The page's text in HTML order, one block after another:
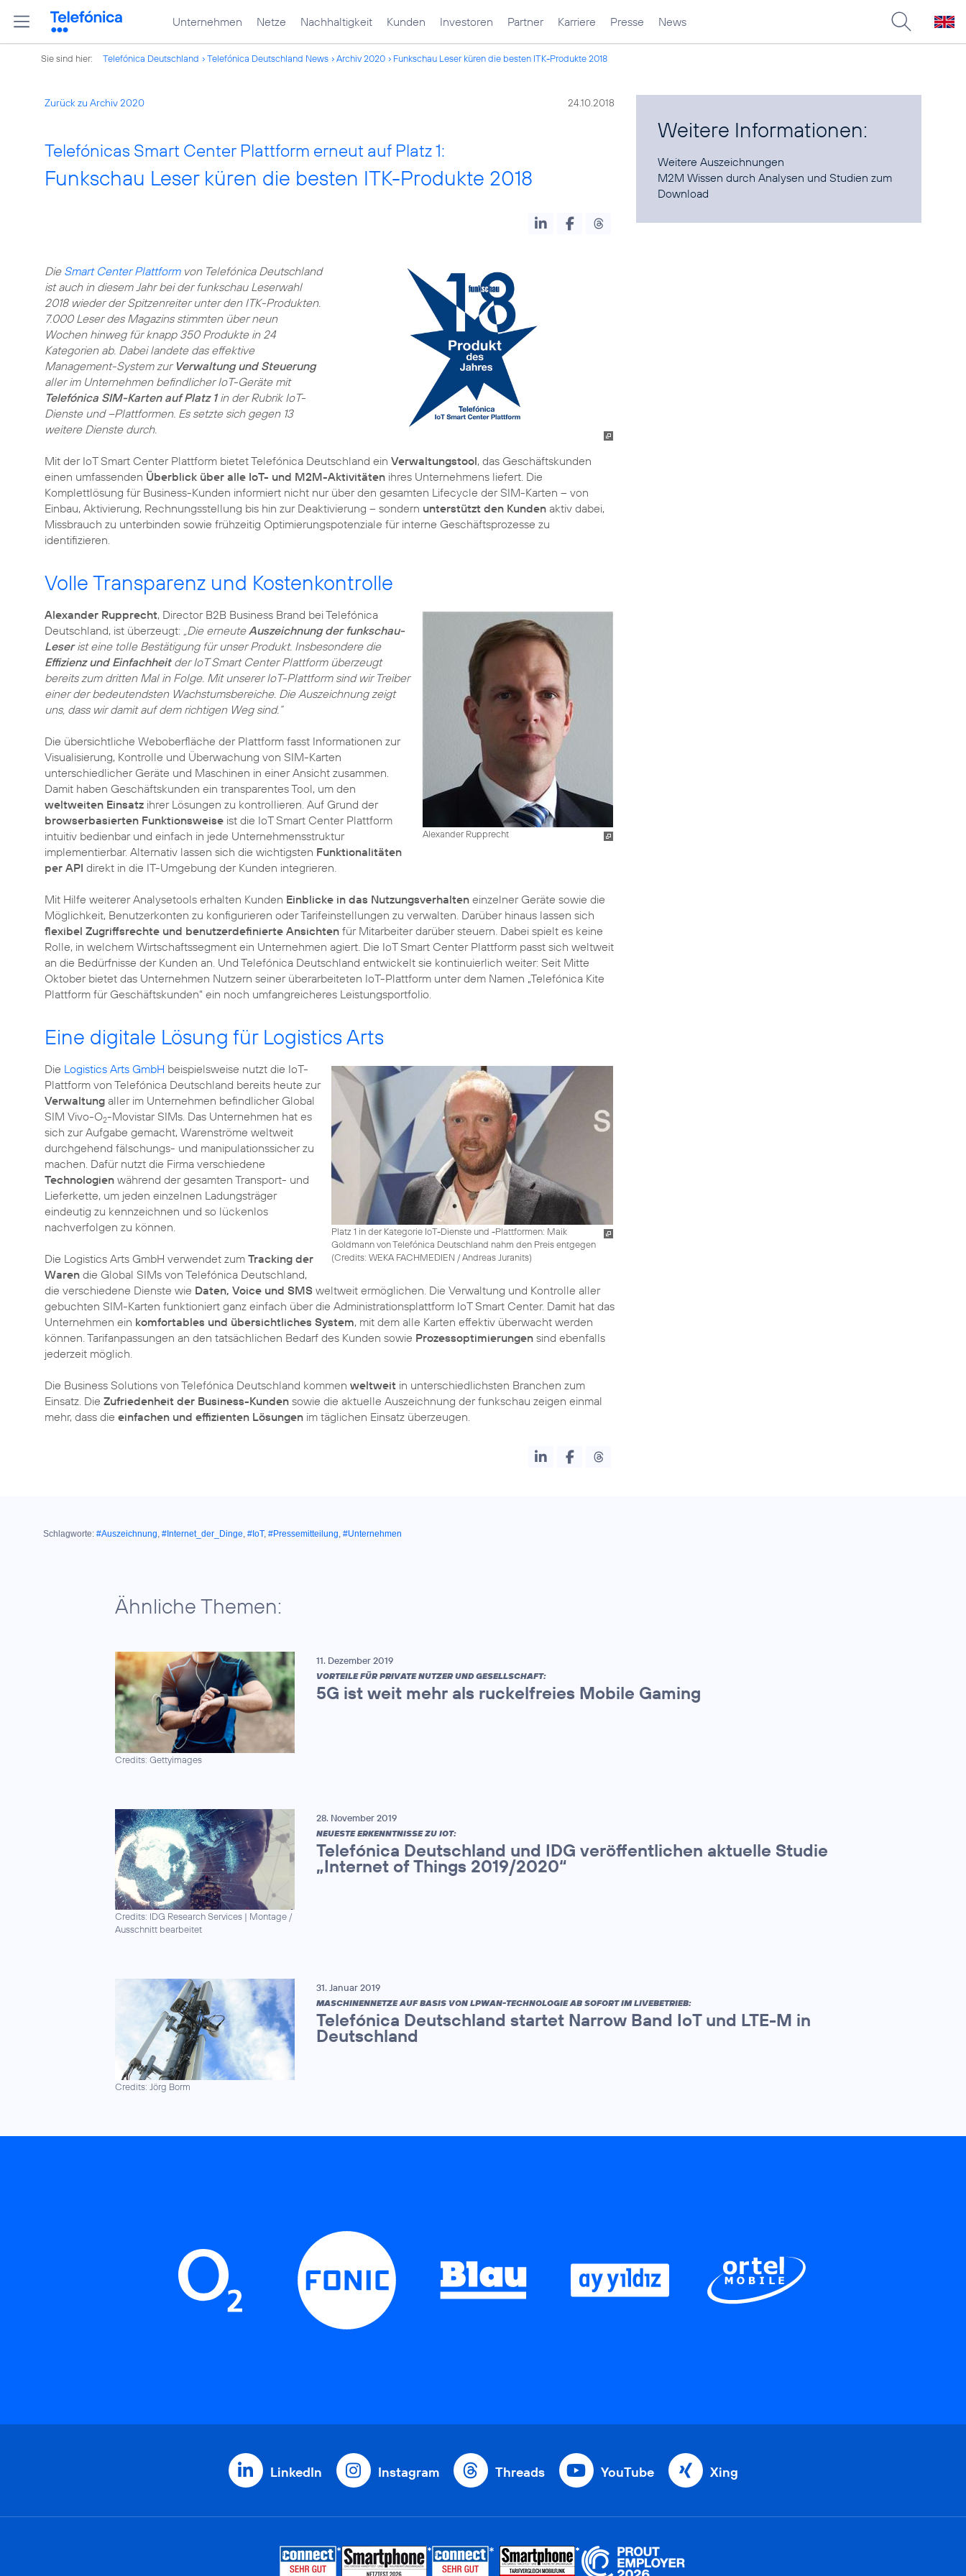
Unternehmen Netze Nachhaltigkeit Kunden Investoren Partner Karriere Presse News
Sie sind hier: Telefónica Deutschland Telefónica Deutschland News Archiv 2020 Funkschau Leser küren die besten ITK-Produkte 2018
Zurück zu Archiv 2020 24.10.2018
Telefónicas Smart Center Plattform erneut auf Platz 1:
Funkschau Leser küren die besten ITK-Produkte 2018
Die Smart Center Plattformvon Telefónica Deutschland
ist auch in diesem Jahr bei der funkschau Leserwahl
2018 wieder der Spitzenreiter unter den ITK-Produkten.
7.000 Leser des Magazins stimmten über neun
Wochen hinweg für knapp 350 Produkte in 24
Kategorien ab. Dabei landete das effektive
Management-System zur Verwaltung und Steuerung
aller im Unternehmen befindlicher IoT-Geräte mit
Telefónica SIM-Karten auf Platz 1in der Rubrik IoT-
Dienste und –Plattformen. Es setzte sich gegen 13
weitere Dienste durch.
Mit der IoT Smart Center Plattform bietet Telefónica Deutschland ein Verwaltungstool, das Geschäftskunden
einen umfassenden Überblick über alle IoT- und M2M-Aktivitäten ihres Unternehmens liefert. Die
Komplettlösung für Business-Kunden informiert nicht nur über den gesamten Lifecycle der SIM-Karten – von
Einbau, Aktivierung, Rechnungsstellung bis hin zur Deaktivierung – sondern unterstützt den Kunden aktiv dabei,
Missbrauch zu unterbinden sowie frühzeitig Optimierungspotenziale für interne Geschäftsprozesse zu
identifizieren.
Volle Transparenz und Kostenkontrolle
Alexander Rupprecht
Alexander Rupprecht, Director B2B Business Brand bei Telefónica
Deutschland, ist überzeugt: „Die erneuteAuszeichnung der funkschau-
Leserist eine tolle Bestätigung für unser Produkt. Insbesondere die
Effizienz und Einfachheitder IoT Smart Center Plattform überzeugt
bereits zum dritten Mal in Folge. Mit unserer IoT-Plattform sind wir Treiber
einer der bedeutendsten Wachstumsbereiche. Die Auszeichnung zeigt
uns, dass wir damit auf dem richtigen Weg sind.“
Die übersichtliche Weboberfläche der Plattform fasst Informationen zur
Visualisierung, Kontrolle und Überwachung von SIM-Karten
unterschiedlicher Geräte und Maschinen in einer Ansicht zusammen.
Damit haben Geschäftskunden ein transparentes Tool, um den
weltweiten Einsatz ihrer Lösungen zu kontrollieren. Auf Grund der
browserbasierten Funktionsweise ist die IoT Smart Center Plattform
intuitiv bedienbar und einfach in jede Unternehmensstruktur
implementierbar. Alternativ lassen sich die wichtigsten Funktionalitäten
per API direkt in die IT-Umgebung der Kunden integrieren.
Mit Hilfe weiterer Analysetools erhalten Kunden Einblicke in das Nutzungsverhalten einzelner Geräte sowie die
Möglichkeit, Benutzerkonten zu konfigurieren oder Tarifeinstellungen zu verwalten. Darüber hinaus lassen sich
flexibel Zugriffsrechte und benutzerdefinierte Ansichten für Mitarbeiter darüber steuern. Dabei spielt es keine
Rolle, in welchem Wirtschaftssegment ein Unternehmen agiert. Die IoT Smart Center Plattform passt sich weltweit
an die Bedürfnisse der Kunden an. Und Telefónica Deutschland entwickelt sie kontinuierlich weiter: Seit Mitte
Oktober bietet das Unternehmen Nutzern seiner überarbeiteten IoT-Plattform unter dem Namen „Telefónica Kite
Plattform für Geschäftskunden“ ein noch umfangreicheres Leistungsportfolio.
Eine digitale Lösung für Logistics Arts
Platz 1 in der Kategorie IoT-Dienste und -Plattformen: Maik
Goldmann von Telefónica Deutschland nahm den Preis entgegen
(Credits: WEKA FACHMEDIEN / Andreas Juranits)
Die Logistics Arts GmbH beispielsweise nutzt die IoT-
Plattform von Telefónica Deutschland bereits heute zur
Verwaltung aller im Unternehmen befindlicher Global
SIM Vivo-O2-Movistar SIMs. Das Unternehmen hat es
sich zur Aufgabe gemacht, Warenströme weltweit
durchgehend fälschungs- und manipulationssicher zu
machen. Dafür nutzt die Firma verschiedene
Technologien während der gesamten Transport- und
Lieferkette, um jeden einzelnen Ladungsträger
eindeutig zu kennzeichnen und so lückenlos
nachverfolgen zu können.
Die Logistics Arts GmbH verwendet zum Tracking der
Waren die Global SIMs von Telefónica Deutschland,
die verschiedene Dienste wie Daten, Voice und SMS weltweit ermöglichen. Die Verwaltung und Kontrolle aller
gebuchten SIM-Karten funktioniert ganz einfach über die Administrationsplattform IoT Smart Center. Damit hat das
Unternehmen ein komfortables und übersichtliches System, mit dem alle Karten effektiv überwacht werden
können. Tarifanpassungen an den tatsächlichen Bedarf des Kunden sowie Prozessoptimierungen sind ebenfalls
jederzeit möglich.
Die Business Solutions von Telefónica Deutschland kommen weltweit in unterschiedlichsten Branchen zum
Einsatz. Die Zufriedenheit der Business-Kunden sowie die aktuelle Auszeichnung der funkschau zeigen einmal
mehr, dass die einfachen und effizienten Lösungen im täglichen Einsatz überzeugen.
Weitere Informationen:
WeitereAuszeichnungen
M2M Wissen durch Analysen und Studien zum
Download
Schlagworte: #Auszeichnung, #Internet_der_Dinge, #IoT, #Pressemitteilung, #Unternehmen
Ähnliche Themen:
Credits: Gettyimages
11. Dezember 2019
VORTEILE FÜR PRIVATE NUTZER UND GESELLSCHAFT:
5G ist weit mehr als ruckelfreies Mobile Gaming
Credits: IDG Research Services | Montage /
Ausschnitt bearbeitet
28. November 2019
NEUESTE ERKENNTNISSE ZU IOT:
Telefónica Deutschland und IDG veröffentlichen aktuelle Studie
„Internet of Things 2019/2020“
Credits: Jörg Borm
31. Januar 2019
MASCHINENNETZE AUF BASIS VON LPWAN-TECHNOLOGIE AB SOFORT IM LIVEBETRIEB:
Telefónica Deutschland startet Narrow Band IoT und LTE-M in
Deutschland
LinkedIn Instagram Threads YouTube Xing